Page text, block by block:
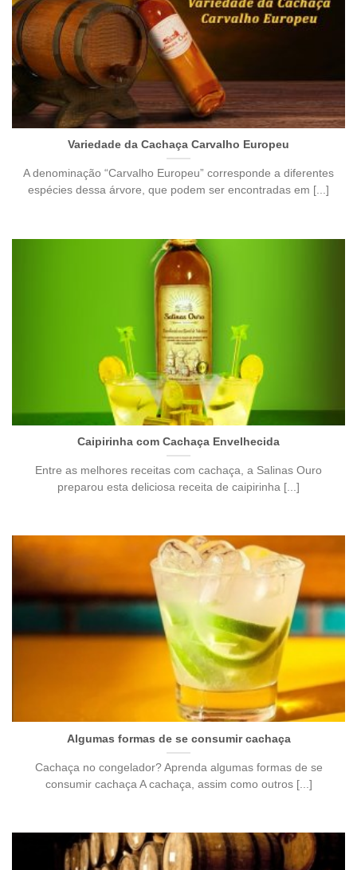
Variedade da Cachaça Carvalho Europeu
A denominação “Carvalho Europeu” corresponde a diferentes
espécies dessa árvore, que podem ser encontradas em [...]
Caipirinha com Cachaça Envelhecida
Entre as melhores receitas com cachaça, a Salinas Ouro
preparou esta deliciosa receita de caipirinha [...]
Algumas formas de se consumir cachaça
Cachaça no congelador? Aprenda algumas formas de se
consumir cachaça A cachaça, assim como outros [...]